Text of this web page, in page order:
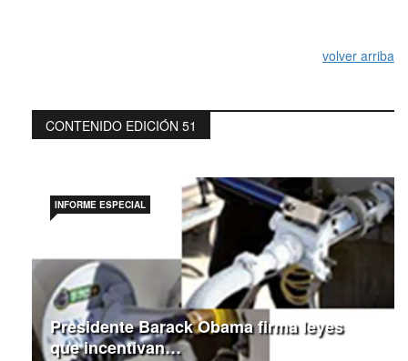
volver arriba
CONTENIDO EDICIÓN 51
Presidente Barack Obama firma leyes
que incentivan…
INFORME ESPECIAL